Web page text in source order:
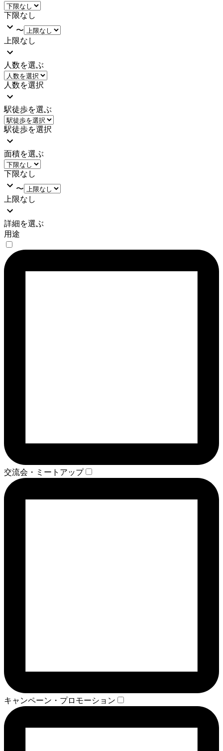
下限なし
〜
上限なし
人数を選ぶ
人数を選択
駅徒歩を選ぶ
駅徒歩を選択
面積を選ぶ
下限なし
〜
上限なし
詳細を選ぶ
用途
交流会・ミートアップ
キャンペーン・プロモーション